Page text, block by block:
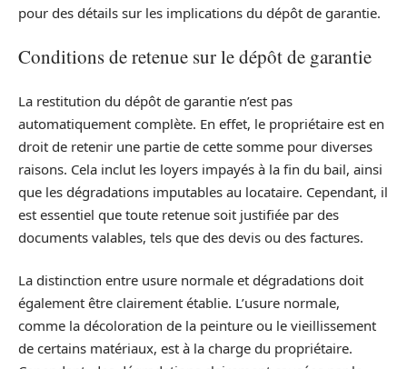
pour des détails sur les implications du dépôt de garantie.
Conditions de retenue sur le dépôt de garantie
La restitution du dépôt de garantie n’est pas
automatiquement complète. En effet, le propriétaire est en
droit de retenir une partie de cette somme pour diverses
raisons. Cela inclut les loyers impayés à la fin du bail, ainsi
que les dégradations imputables au locataire. Cependant, il
est essentiel que toute retenue soit justifiée par des
documents valables, tels que des devis ou des factures.
La distinction entre usure normale et dégradations doit
également être clairement établie. L’usure normale,
comme la décoloration de la peinture ou le vieillissement
de certains matériaux, est à la charge du propriétaire.